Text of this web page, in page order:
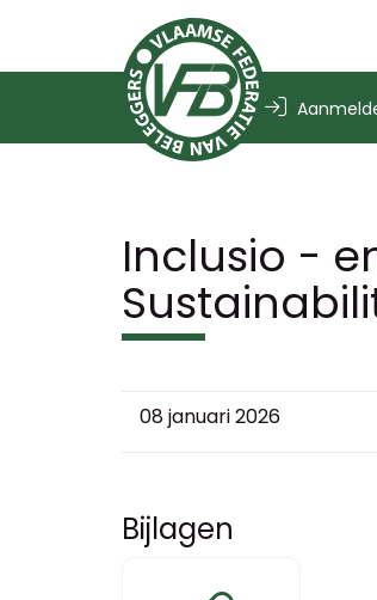
Inclusio -
08 januari 2026
Bijlagen